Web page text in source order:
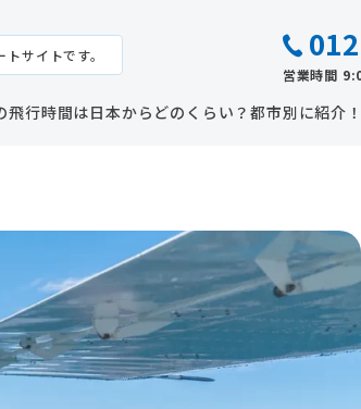
サイトです。
営業時間
行時間は日本からどのくらい？都市別に紹介！